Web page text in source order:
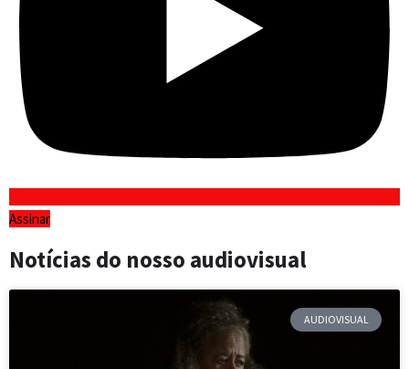
Assinar
Notícias do nosso audiovisual
AUDIOVISUAL